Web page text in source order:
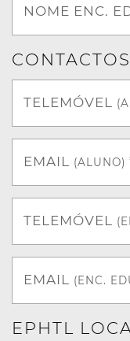
NOME ENC.
CONTACTOS
TELEMÓVEL
EMAIL (ALUNO)
TELEMÓVEL
EMAIL (ENC.
EPHTL